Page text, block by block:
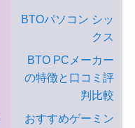
BTOパソコン シッ
クス
BTO PCメーカー
の特徴と口コミ評
判比較
おすすめゲーミン